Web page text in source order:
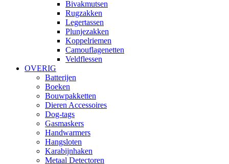
Bivakmutsen
Rugzakken
Legertassen
Plunjezakken
Koppelriemen
Camouflagenetten
Veldflessen
OVERIG
Batterijen
Boeken
Bouwpakketten
Dieren Accessoires
Dog-tags
Gasmaskers
Handwarmers
Hangsloten
Karabijnhaken
Metaal Detectoren